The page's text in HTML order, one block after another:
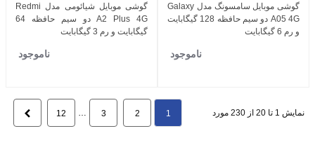
گوشی موبایل سامسونگ مدل Galaxy
A05 4G دو سیم حافظه 128 گیگابایت
و رم 6 گیگابایت
ناموجود
گوشی موبایل شیائومی مدل Redmi
A2 Plus 4G دو سیم حافظه 64
گیگابایت و رم 3 گیگابایت
ناموجود
نمایش 1 تا 20 از 230 مورد 1
2
3
…
12